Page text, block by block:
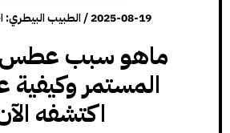
2025-08-19
/الطبيب
ماهو سبب عطس
المستمر وكيفية
اكتشفه